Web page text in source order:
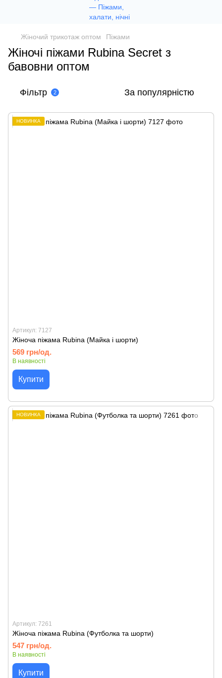
Жіночий трикотаж оптом Піжами
Жіночі піжами Rubina Secret з
бавовни оптом
Фільтр 2 За популярністю
НОВИНКА
Артикул: 7127
Жіноча піжама Rubina (Майка і шорти)
569 грн/од.
В наявності
Купити
НОВИНКА
Артикул: 7261
Жіноча піжама Rubina (Футболка та шорти)
547 грн/од.
В наявності
Купити